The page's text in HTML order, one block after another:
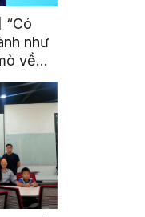
“Có
như
về